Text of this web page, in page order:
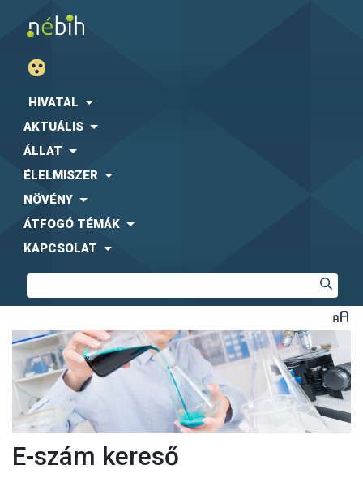
HIVATAL
AKTUÁLIS
ÁLLAT
ÉLELMISZER
NÖVÉNY
ÁTFOGÓ TÉMÁK
KAPCSOLAT
E-szám kereső